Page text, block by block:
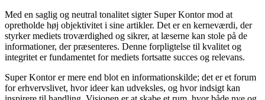
Med en saglig og neutral tonalitet sigter Super Kontor mod at
opretholde høj objektivitet i sine artikler. Det er en kerneværdi, der
styrker mediets troværdighed og sikrer, at læserne kan stole på de
informationer, der præsenteres. Denne forpligtelse til kvalitet og
integritet er fundamentet for mediets fortsatte succes og relevans.
Super Kontor er mere end blot en informationskilde; det er et forum
for erhvervslivet, hvor ideer kan udveksles, og hvor indsigt kan